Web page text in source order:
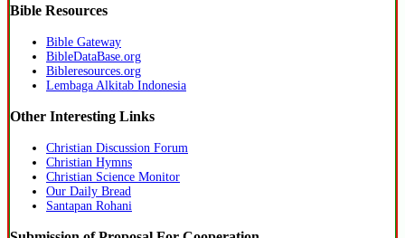
Bible Resources
Bible Gateway
BibleDataBase.org
Bibleresources.org
Lembaga Alkitab Indonesia
Other Interesting Links
Christian Discussion Forum
Christian Hymns
Christian Science Monitor
Our Daily Bread
Santapan Rohani